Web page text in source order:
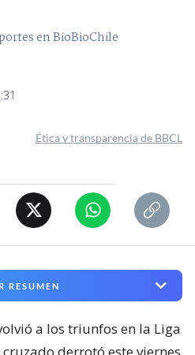
en BioBioChile
Ética y transparencia de BBCL
RESUMEN
a los triunfos en la Liga